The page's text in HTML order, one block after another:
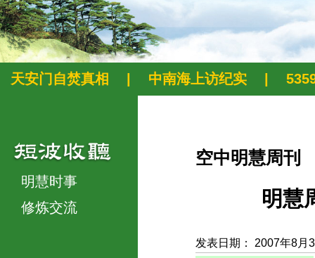
天安门自焚真相 中南海上访纪实
明慧时事
修炼交流
空中明慧周刊
明慧
发表日期： 2007年8月